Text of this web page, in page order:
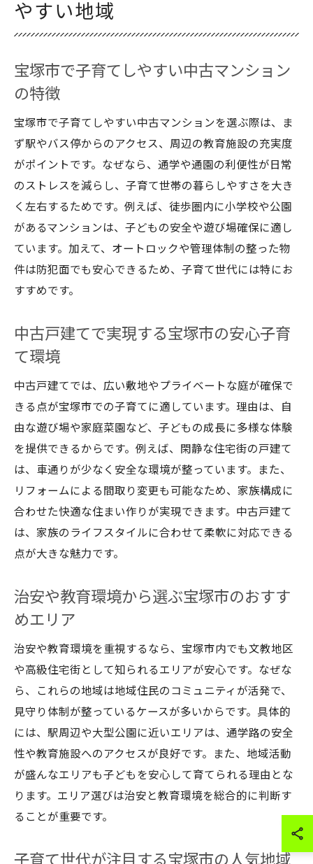
やすい地域
宝塚市で子育てしやすい中古マンション
の特徴
宝塚市で子育てしやすい中古マンションを選ぶ際は、ま
ず駅やバス停からのアクセス、周辺の教育施設の充実度
がポイントです。なぜなら、通学や通園の利便性が日常
のストレスを減らし、子育て世帯の暮らしやすさを大き
く左右するためです。例えば、徒歩圏内に小学校や公園
があるマンションは、子どもの安全や遊び場確保に適し
ています。加えて、オートロックや管理体制の整った物
件は防犯面でも安心できるため、子育て世代には特にお
すすめです。
中古戸建てで実現する宝塚市の安心子育
て環境
中古戸建てでは、広い敷地やプライベートな庭が確保で
きる点が宝塚市での子育てに適しています。理由は、自
由な遊び場や家庭菜園など、子どもの成長に多様な体験
を提供できるからです。例えば、閑静な住宅街の戸建て
は、車通りが少なく安全な環境が整っています。また、
リフォームによる間取り変更も可能なため、家族構成に
合わせた快適な住まい作りが実現できます。中古戸建て
は、家族のライフスタイルに合わせて柔軟に対応できる
点が大きな魅力です。
治安や教育環境から選ぶ宝塚市のおすす
めエリア
治安や教育環境を重視するなら、宝塚市内でも文教地区
や高級住宅街として知られるエリアが安心です。なぜな
ら、これらの地域は地域住民のコミュニティが活発で、
見守り体制が整っているケースが多いからです。具体的
には、駅周辺や大型公園に近いエリアは、通学路の安全
性や教育施設へのアクセスが良好です。また、地域活動
が盛んなエリアも子どもを安心して育てられる理由とな
ります。エリア選びは治安と教育環境を総合的に判断す
ることが重要です。
子育て世代が注目する宝塚市の人気地域